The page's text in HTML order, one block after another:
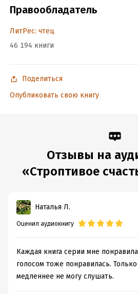
Правообладатель
ЛитРес: чтец
46 194 книги
Поделиться
Опубликовать свою книгу
Отзывы на
«Строптивое
Наталья Л.
Оценил аудиокнигу
Каждая книга серии мне
голосом тоже понравилась.
медленнее не могу слушать.